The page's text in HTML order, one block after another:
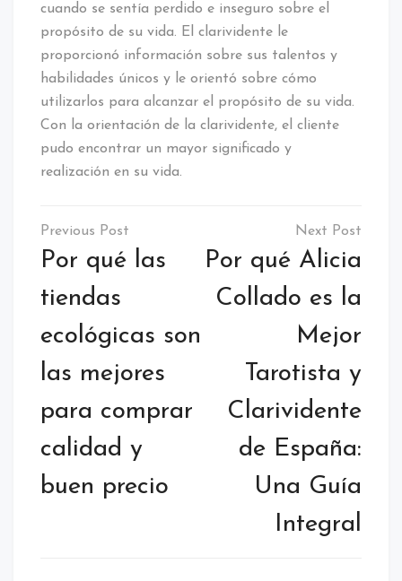
cuando se sentía perdido e inseguro sobre el
propósito de su vida. El clarividente le
proporcionó información sobre sus talentos y
habilidades únicos y le orientó sobre cómo
utilizarlos para alcanzar el propósito de su vida.
Con la orientación de la clarividente, el cliente
pudo encontrar un mayor significado y
realización en su vida.
Navegación
de
entradas
Por qué las
tiendas
ecológicas son
las mejores
para comprar
calidad y
buen precio
Por qué Alicia
Collado es la
Mejor
Tarotista y
Clarividente
de España:
Una Guía
Integral